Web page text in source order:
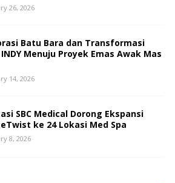
26, 2026
Batu Bara dan Transformasi
Menuju Proyek Emas Awak Mas
14, 2026
SBC Medical Dorong Ekspansi
ke 24 Lokasi Med Spa
8, 2026